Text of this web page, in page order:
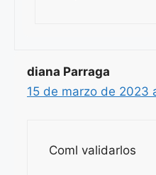
diana Parraga
15 de marzo de 2023
Coml validarlos